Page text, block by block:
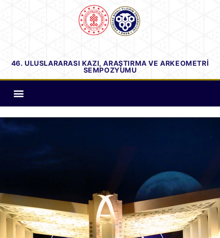
46. ULUSLARARASI KAZI, ARAŞTIRMA VE ARKEOMETRİ
SEMPOZYUMU